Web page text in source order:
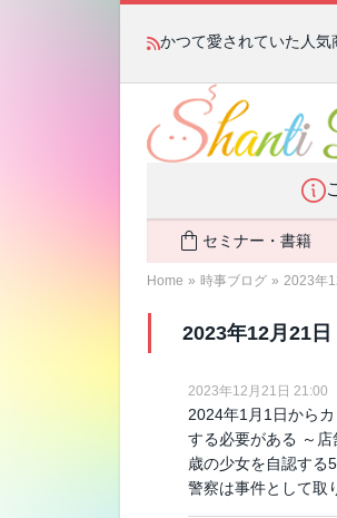
かつて愛されていた人
セミナー・書籍
Home » 時事ブログ » 2023年
2023年12月21日
2023年12月21日 21:00
2024年1月1日から
する必要がある ～
歳の少女を自認する
警察は事件として取